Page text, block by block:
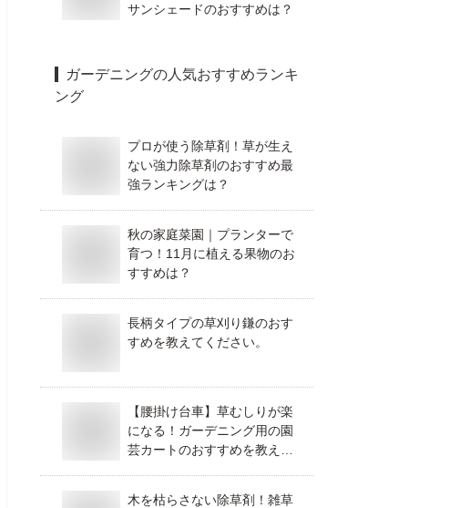
サンシェードのおすすめは？
ガーデニングの人気おすすめランキ
ング
プロが使う除草剤！草が生え
ない強力除草剤のおすすめ最
強ランキングは？
秋の家庭菜園｜プランターで
育つ！11月に植える果物のお
すすめは？
長柄タイプの草刈り鎌のおす
すめを教えてください。
【腰掛け台車】草むしりが楽
になる！ガーデニング用の園
芸カートのおすすめを教えて
木を枯らさない除草剤！雑草